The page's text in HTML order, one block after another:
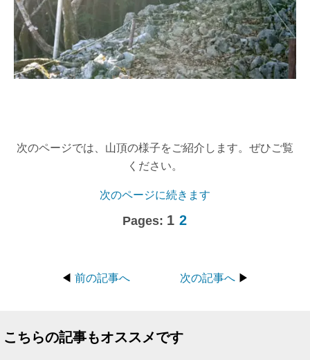
次のページでは、山頂の様子をご紹介します。ぜひご覧
ください。
次のページに続きます
Pages: 1 2
◀ 前の記事へ 次の記事へ ▶
こちらの記事もオススメです